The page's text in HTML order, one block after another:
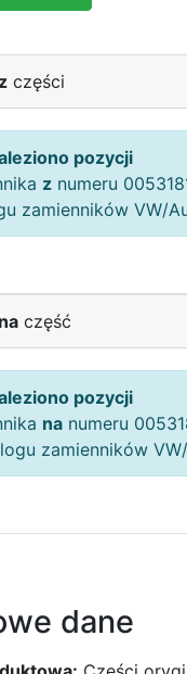
z części
pozycji
z numeru
zamienników VW/
na część
pozycji
na numeru
zamienników
dane